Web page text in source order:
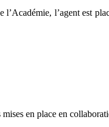
l’agent est
en place en